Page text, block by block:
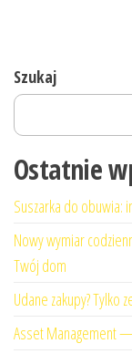
Szukaj
Ostatnie
Suszarka do obuwia:
Nowy wymiar
Twój dom
Udane zakupy? Tylko
Asset Management